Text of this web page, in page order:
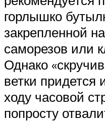
горлышко
закрепленной
саморезов или
Однако
ветки придется
ходу часовой
попросту